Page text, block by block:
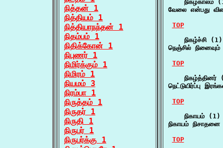
நித்தன் 1
நித்தியம் 1
நித்தியாநந்தன் 1
நிதம்பம் 1
நிதிக்கோன் 1
நிபுணர் 1
நிமிர்க்கும் 1
நிமிரம் 1
நியமம் 3
நிரம்பா 1
நிருத்தம் 1
நிருதர் 1
நிருதி 1
நிருபர் 1
நிருபர்க்கு 1
நிகழ்காலம்
வேலை என்பது
TOP
    நிகழ்ச்சி (1)
நெஞ்சில்
TOP
நிகழ்த்தினர்
நெட்டுயிர்ப்பு
TOP
    நிகாயம் (1)
நிகாயம்
TOP